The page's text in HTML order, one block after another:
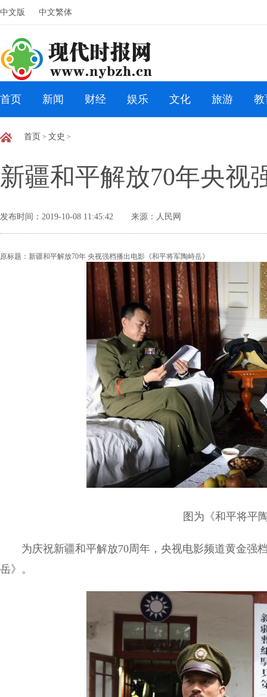
中文版 中文繁体
首页 新闻 财经 娱乐 文化 旅游 教
首页 > 文史 >
新疆和平解放70年央视
发布时间：2019-10-08 11:45:42 来源：人民网
原标题：新疆和平解放70年 央视强档播出电影《和平将军陶峙岳》
图为《和平将平陶
为庆祝新疆和平解放70周年，央视电影频道黄金强档
岳》。